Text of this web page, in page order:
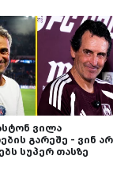
ვილა
გარეშე - ვინ არ
სუპერ თასზე